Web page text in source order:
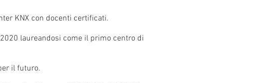
KNX con docenti certificati.
laureandosi come il primo centro di
il futuro.